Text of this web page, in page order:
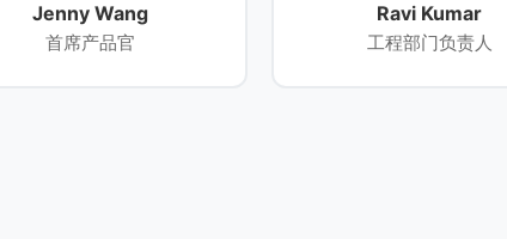
Jenny Wang
首席产品官
Ravi Kumar
工程部门负责人